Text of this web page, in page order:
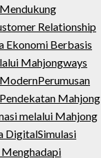
Relationship
Ekonomi Berbasis
Mahjongways
Perumusan
Mahjong
melalui Mahjong
DigitalSimulasi